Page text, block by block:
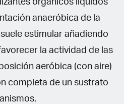
orgánicos líquidos
anaeróbica de la
estimular añadiendo
la actividad de las
aeróbica (con aire)
completa de un sustrato